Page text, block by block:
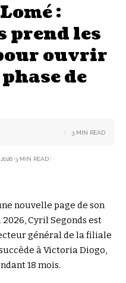
:
prend les
ouvrir
de
3 MIN READ
3 MIN READ
nouvelle page de son
Cyril Segonds est
général de la filiale
à Victoria Diogo,
18 mois.